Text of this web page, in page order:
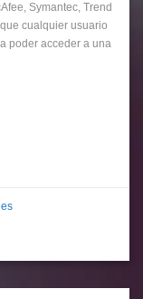
Symantec, Trend
cualquier usuario
poder acceder a una